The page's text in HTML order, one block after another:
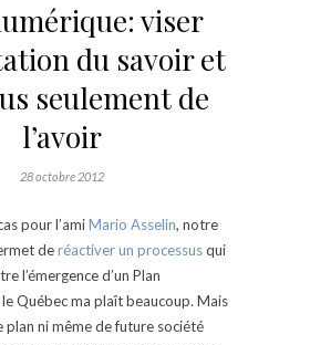
viser
du savoir et
seulement de
l’avoir
28 octobre 2012
pour l’amiMario Asselin, notre
deréactiver un processusqui
l’émergence d’un Plan
Québec ma plaît beaucoup. Mais
plan ni même de future société